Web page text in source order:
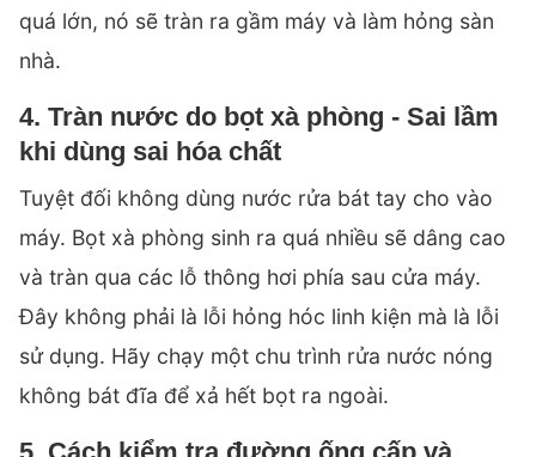
quá lớn, nó sẽ tràn ra gầm máy và làm hỏng sàn
nhà.
4. Tràn nước do bọt xà phòng - Sai lầm
khi dùng sai hóa chất
Tuyệt đối không dùng nước rửa bát tay cho vào
máy. Bọt xà phòng sinh ra quá nhiều sẽ dâng cao
và tràn qua các lỗ thông hơi phía sau cửa máy.
Đây không phải là lỗi hỏng hóc linh kiện mà là lỗi
sử dụng. Hãy chạy một chu trình rửa nước nóng
không bát đĩa để xả hết bọt ra ngoài.